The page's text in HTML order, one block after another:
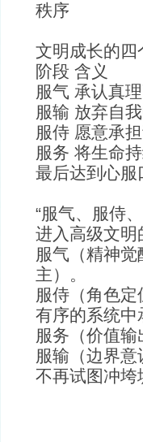
秩序
文明成长的四
阶段 含义
服气 承认真
服输 放弃自
服侍 愿意承
服务 将生命
最后达到心服
“服气、服侍
进入高级文明
服气（精神
主）。
服侍（角色
有序的系统中
服务（价值
服输（边界
不再试图冲垮